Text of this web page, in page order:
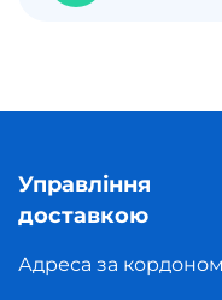
Управління
доставкою
Адреса за кордоном